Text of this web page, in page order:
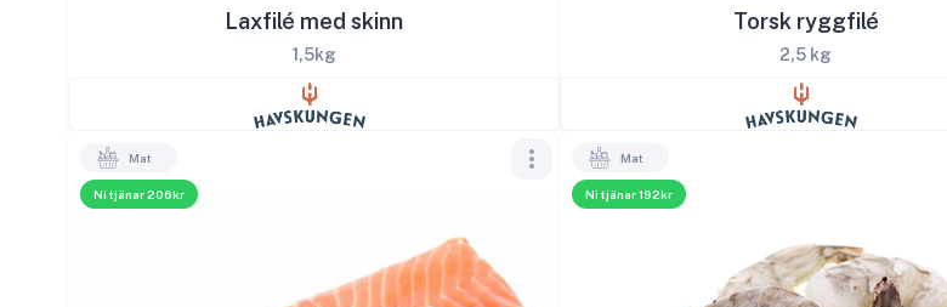
Laxfilé med skinn
1,5kg
Torsk ryggfilé
2,5 kg
Ni tjänar 206kr
Mat
Ni tjänar 192kr
Mat